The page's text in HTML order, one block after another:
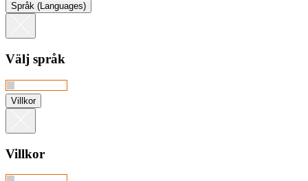
Språk (Languages)
Välj språk
Villkor
Villkor